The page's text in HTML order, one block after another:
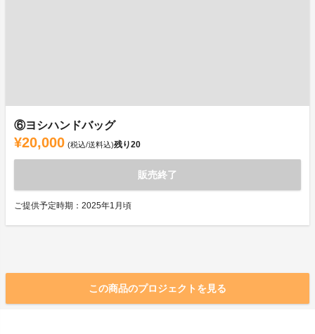
⑥ヨシハンドバッグ
¥20,000 (税込/送料込)残り20
販売終了
ご提供予定時期：2025年1月頃
この商品のプロジェクトを見る